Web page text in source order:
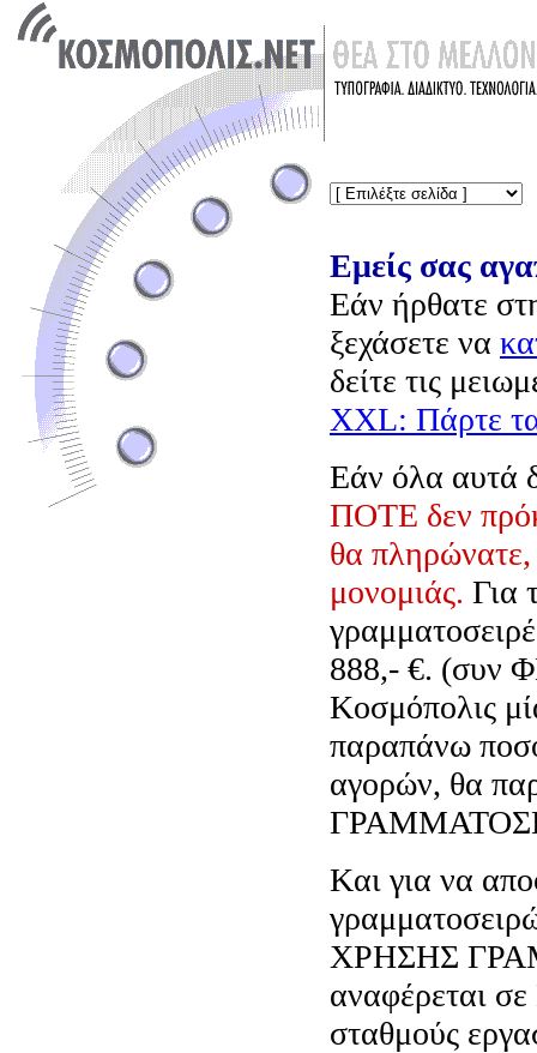
Eμείς σας
Eάν ήρθατε
ξεχάσετε να
δείτε τις
XXL: Πάρτε
Eάν όλα αυτά
ΠOTE δεν
θα πληρώνατε,
μονομιάς. Για
888,- €. (συν
Kοσμόπολις
παραπάνω
αγορών, θα
Kαι για να
XPHΣHΣ
αναφέρεται
σταθμούς